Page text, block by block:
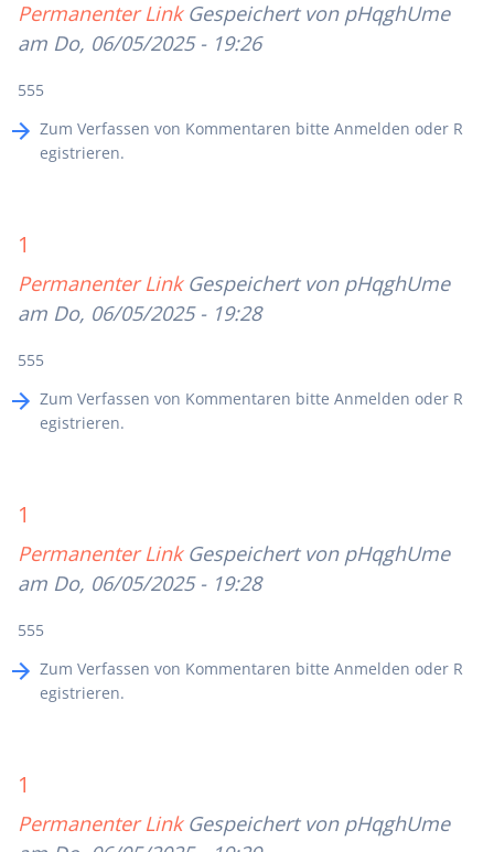
Permanenter Link Gespeichert von pHqghUme
am Do, 06/05/2025 - 19:26
555
Zum Verfassen von Kommentaren bitte Anmelden oder R
egistrieren.
1
Permanenter Link Gespeichert von pHqghUme
am Do, 06/05/2025 - 19:28
555
Zum Verfassen von Kommentaren bitte Anmelden oder R
egistrieren.
1
Permanenter Link Gespeichert von pHqghUme
am Do, 06/05/2025 - 19:28
555
Zum Verfassen von Kommentaren bitte Anmelden oder R
egistrieren.
1
Permanenter Link Gespeichert von pHqghUme